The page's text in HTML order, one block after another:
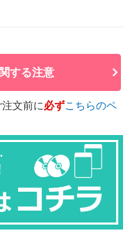
する注意
文前に必ずこちらのペ